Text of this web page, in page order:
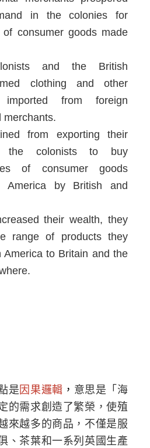
in the colonies for
of consumer goods made
and the British
clothing and other
imported from foreign
merchants.
from exporting their
the colonists to buy
of consumer goods
America by British and
their wealth, they
range of products they
America to Britain and the
是因果邏輯 ， 意思是「海
的需求創造了繁榮，使殖
來越多的商品，不僅是服
、茶葉和一系列英國生產